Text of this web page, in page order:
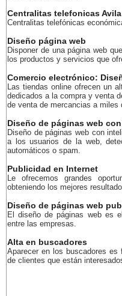
Centralitas telefonicas Avila
Centralitas telefónicas
Diseño página web
Disponer de una página web
los productos y servicios que
Comercio electrónico:
Las tiendas online ofrecen un
dedicados a la compra y venta
de venta de mercancias a
Diseño de páginas web
Diseño de páginas web con
a los usuarios de la web,
automáticos o spam.
Publicidad en Internet
Le ofrecemos grandes
obteniendo los mejores
Diseño de páginas web
El diseño de páginas web es
entre las empresas.
Alta en buscadores
Aparecer en los buscadores
de clientes que están